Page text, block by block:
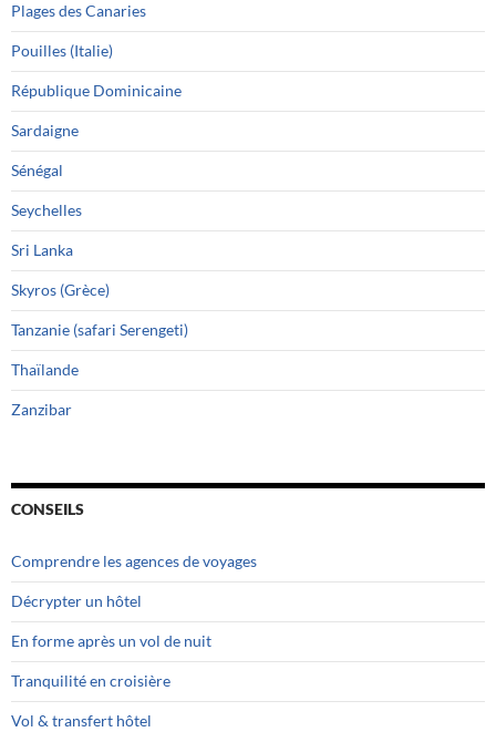
Plages des Canaries
Pouilles (Italie)
République Dominicaine
Sardaigne
Sénégal
Seychelles
Sri Lanka
Skyros (Grèce)
Tanzanie (safari Serengeti)
Thaïlande
Zanzibar
CONSEILS
Comprendre les agences de voyages
Décrypter un hôtel
En forme après un vol de nuit
Tranquilité en croisière
Vol & transfert hôtel